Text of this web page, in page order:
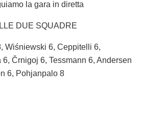
la gara in diretta
DUE SQUADRE
Wiśniewski 6, Ceppitelli 6,
Črnigoj 6, Tessmann 6, Andersen
6, Pohjanpalo 8